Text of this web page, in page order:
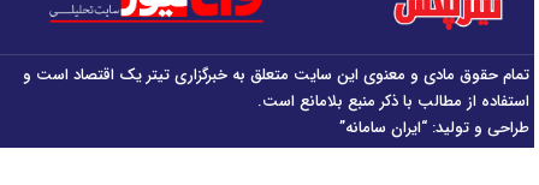
تمام حقوق مادی و معنوی این سایت متعلق به خبرگزاری تیتر یک اقتصاد است و
استفاده از مطالب با ذکر منبع بلامانع است.
طراحی و تولید: “ایران سامانه”